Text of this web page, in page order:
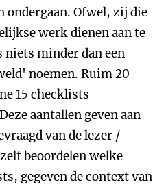
ondergaan. Ofwel, zij die
werk dienen aan te
niets minder dan een
noemen. Ruim 20
15 checklists
aantallen geven aan
van de lezer /
beoordelen welke
gegeven de context van